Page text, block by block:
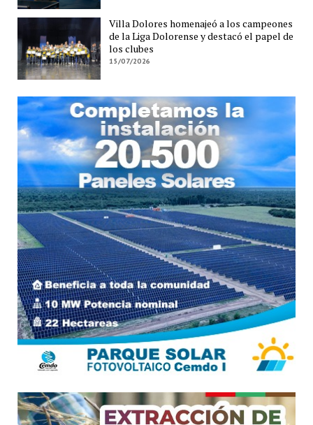
Villa Dolores homenajeó a los campeones
de la Liga Dolorense y destacó el papel de
los clubes
15/07/2026